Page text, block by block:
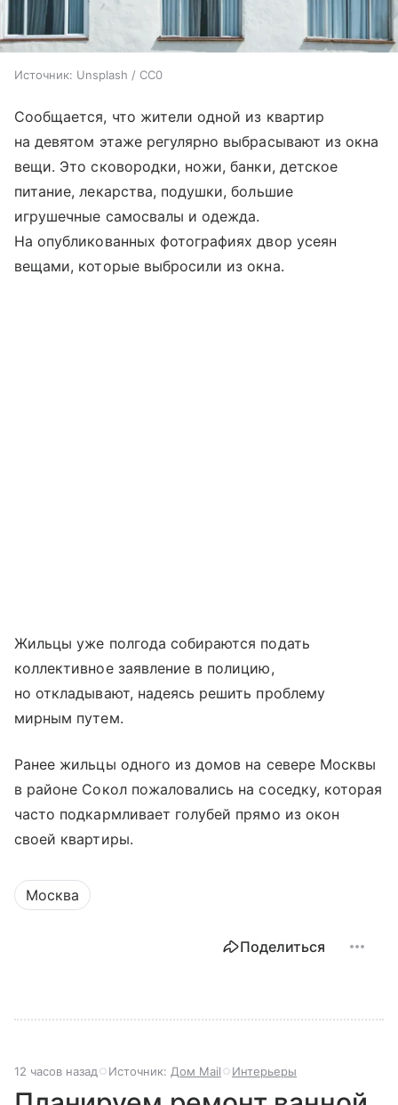
Источник: Unsplash / CC0
Сообщается, что жители одной из квартир
на девятом этаже регулярно выбрасывают из окна
вещи. Это сковородки, ножи, банки, детское
питание, лекарства, подушки, большие
игрушечные самосвалы и одежда.
На опубликованных фотографиях двор усеян
вещами, которые выбросили из окна.
Жильцы уже полгода собираются подать
коллективное заявление в полицию,
но откладывают, надеясь решить проблему
мирным путем.
Ранее жильцы одного из домов на севере Москвы
в районе Сокол пожаловались на соседку, которая
часто подкармливает голубей прямо из окон
своей квартиры.
Москва
Поделиться
12 часов назад Источник: Дом Mail Интерьеры